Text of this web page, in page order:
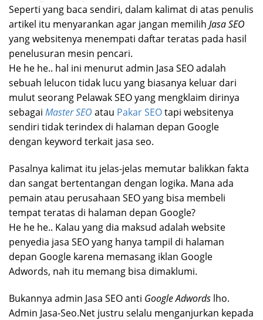
Seperti yang baca sendiri, dalam kalimat di atas penulis
artikel itu menyarankan agar jangan memilih Jasa SEO
yang websitenya menempati daftar teratas pada hasil
penelusuran mesin pencari.
He he he.. hal ini menurut admin Jasa SEO adalah
sebuah lelucon tidak lucu yang biasanya keluar dari
mulut seorang Pelawak SEO yang mengklaim dirinya
sebagai Master SEO atau Pakar SEOtapi websitenya
sendiri tidak terindex di halaman depan Google
dengan keyword terkait jasa seo.
Pasalnya kalimat itu jelas-jelas memutar balikkan fakta
dan sangat bertentangan dengan logika. Mana ada
pemain atau perusahaan SEO yang bisa membeli
tempat teratas di halaman depan Google?
He he he.. Kalau yang dia maksud adalah website
penyedia jasa SEO yang hanya tampil di halaman
depan Google karena memasang iklan Google
Adwords, nah itu memang bisa dimaklumi.
Bukannya admin Jasa SEO anti Google Adwords lho.
Admin Jasa-Seo.Net justru selalu menganjurkan kepada